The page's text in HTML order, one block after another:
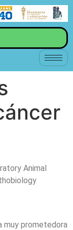
Animal
muy prometedora